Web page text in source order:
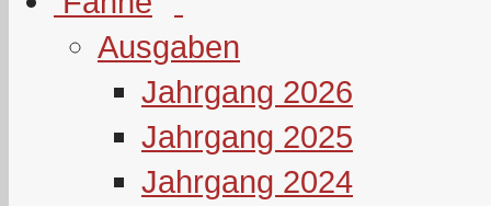
Ausgaben
Jahrgang 2026
Jahrgang 2025
Jahrgang 2024